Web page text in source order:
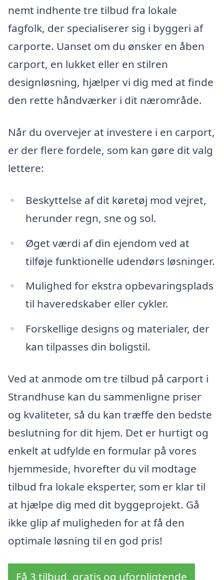
nemt indhente tre tilbud fra lokale
fagfolk, der specialiserer sig i byggeri af
carporte. Uanset om du ønsker en åben
carport, en lukket eller en stilren
designløsning, hjælper vi dig med at finde
den rette håndværker i dit nærområde.
Når du overvejer at investere i en carport,
er der flere fordele, som kan gøre dit valg
lettere:
Beskyttelse af dit køretøj mod vejret,
herunder regn, sne og sol.
Øget værdi af din ejendom ved at
tilføje funktionelle udendørs løsninger.
Mulighed for ekstra opbevaringsplads
til haveredskaber eller cykler.
Forskellige designs og materialer, der
kan tilpasses din boligstil.
Ved at anmode om tre tilbud på carport i
Strandhuse kan du sammenligne priser
og kvaliteter, så du kan træffe den bedste
beslutning for dit hjem. Det er hurtigt og
enkelt at udfylde en formular på vores
hjemmeside, hvorefter du vil modtage
tilbud fra lokale eksperter, som er klar til
at hjælpe dig med dit byggeprojekt. Gå
ikke glip af muligheden for at få den
optimale løsning til en god pris!
Få 3 tilbud, gratis og uforpligtende